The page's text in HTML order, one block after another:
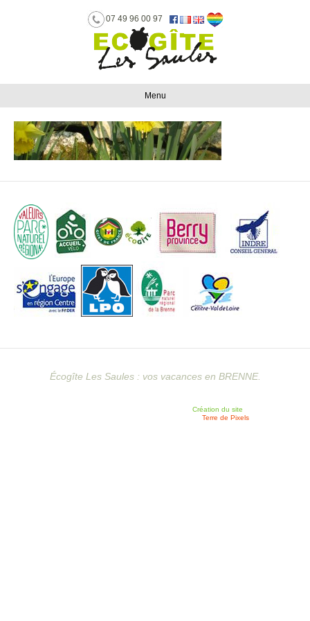
07 49 96 00 97
Menu
Écogîte Les Saules : vos vacances en BRENNE.
Création du site
Terre de Pixels